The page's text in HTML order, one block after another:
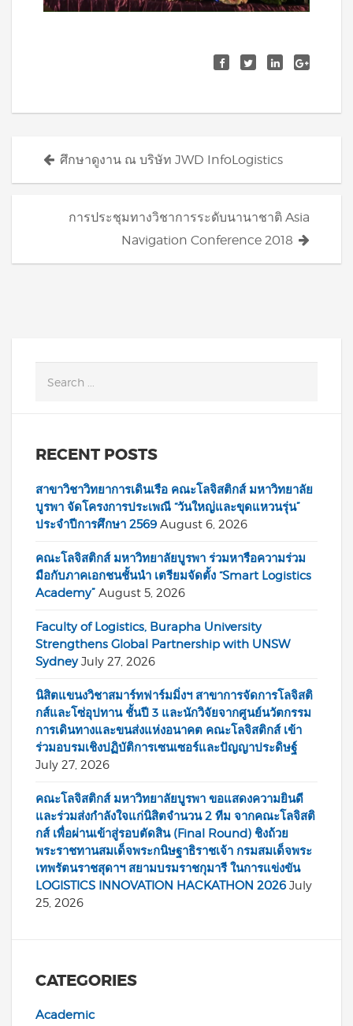
Posts
navigation
ศึกษาดูงาน ณ บริษัท JWD InfoLogistics
การประชุมทางวิชาการระดับนานาชาติ Asia
Navigation Conference 2018
RECENT POSTS
สาขาวิชาวิทยาการเดินเรือ คณะโลจิสติกส์ มหาวิทยาลัย
บูรพา จัดโครงการประเพณี “วันใหญ่และขุดแหวนรุ่น”
ประจำปีการศึกษา 2569 August 6, 2026
คณะโลจิสติกส์ มหาวิทยาลัยบูรพา ร่วมหารือความร่วม
มือกับภาคเอกชนชั้นนำ เตรียมจัดตั้ง “Smart Logistics
Academy” August 5, 2026
Faculty of Logistics, Burapha University
Strengthens Global Partnership with UNSW
Sydney July 27, 2026
นิสิตแขนงวิชาสมาร์ทฟาร์มมิ่งฯ สาขาการจัดการโลจิสติ
กส์และโซ่อุปทาน ชั้นปี 3 และนักวิจัยจากศูนย์นวัตกรรม
การเดินทางและขนส่งแห่งอนาคต คณะโลจิสติกส์ เข้า
ร่วมอบรมเชิงปฏิบัติการเซนเซอร์และปัญญาประดิษฐ์
July 27, 2026
คณะโลจิสติกส์ มหาวิทยาลัยบูรพา ขอแสดงความยินดี
และร่วมส่งกำลังใจแก่นิสิตจำนวน 2 ทีม จากคณะโลจิสติ
กส์ เพื่อผ่านเข้าสู่รอบตัดสิน (Final Round) ชิงถ้วย
พระราชทานสมเด็จพระกนิษฐาธิราชเจ้า กรมสมเด็จพระ
เทพรัตนราชสุดาฯ สยามบรมราชกุมารี ในการแข่งขัน
LOGISTICS INNOVATION HACKATHON 2026 July
25, 2026
CATEGORIES
Academic